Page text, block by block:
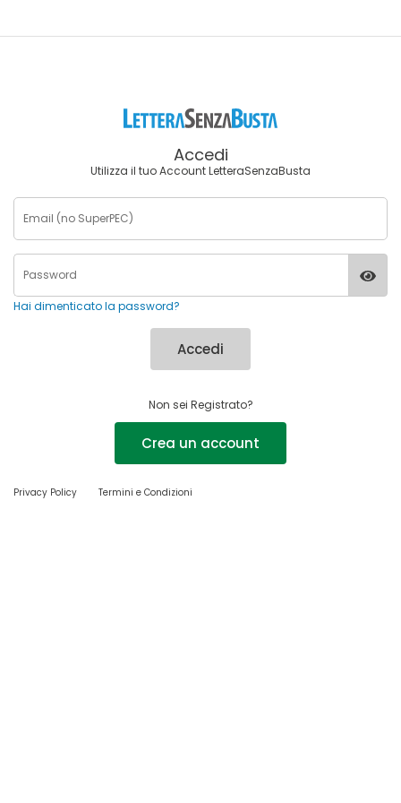
Accedi
Utilizza il tuo Account LetteraSenzaBusta
Hai dimenticato la password?
Accedi
Non sei Registrato?
Crea un account
Privacy Policy Termini e Condizioni